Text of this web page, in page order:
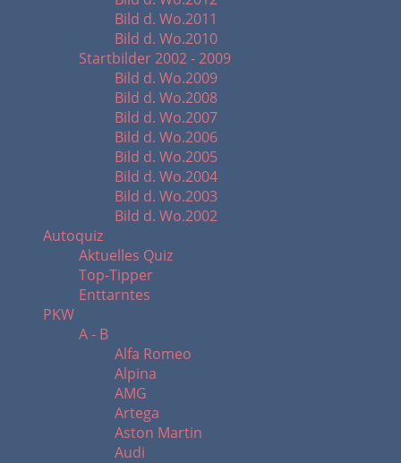
Bild d. Wo.2011
Bild d. Wo.2010
Startbilder 2002 - 2009
Bild d. Wo.2009
Bild d. Wo.2008
Bild d. Wo.2007
Bild d. Wo.2006
Bild d. Wo.2005
Bild d. Wo.2004
Bild d. Wo.2003
Bild d. Wo.2002
Autoquiz
Aktuelles Quiz
Top-Tipper
Enttarntes
PKW
A - B
Alfa Romeo
Alpina
AMG
Artega
Aston Martin
Audi